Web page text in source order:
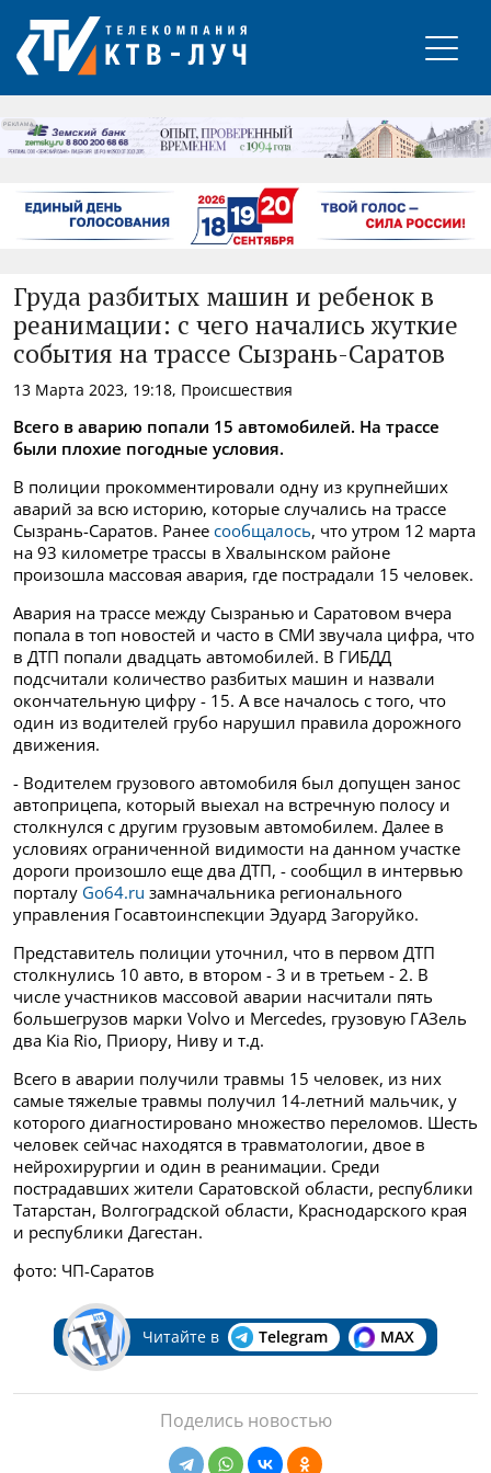
РЕКЛАМА
Груда разбитых машин и ребенок в
реанимации: с чего начались жуткие
события на трассе Сызрань-Саратов
13 Марта 2023, 19:18, Происшествия
Всего в аварию попали 15 автомобилей. На трассе
были плохие погодные условия.
В полиции прокомментировали одну из крупнейших
аварий за всю историю, которые случались на трассе
Сызрань-Саратов. Ранее сообщалось, что утром 12 марта
на 93 километре трассы в Хвалынском районе
произошла массовая авария, где пострадали 15 человек.
Авария на трассе между Сызранью и Саратовом вчера
попала в топ новостей и часто в СМИ звучала цифра, что
в ДТП попали двадцать автомобилей. В ГИБДД
подсчитали количество разбитых машин и назвали
окончательную цифру - 15. А все началось с того, что
один из водителей грубо нарушил правила дорожного
движения.
- Водителем грузового автомобиля был допущен занос
автоприцепа, который выехал на встречную полосу и
столкнулся с другим грузовым автомобилем. Далее в
условиях ограниченной видимости на данном участке
дороги произошло еще два ДТП, - сообщил в интервью
порталу Go64.ru замначальника регионального
управления Госавтоинспекции Эдуард Загоруйко.
Представитель полиции уточнил, что в первом ДТП
столкнулись 10 авто, в втором - 3 и в третьем - 2. В
числе участников массовой аварии насчитали пять
большегрузов марки Volvo и Mercedes, грузовую ГАЗель
два Kia Rio, Приору, Ниву и т.д.
Всего в аварии получили травмы 15 человек, из них
самые тяжелые травмы получил 14-летний мальчик, у
которого диагностировано множество переломов. Шесть
человек сейчас находятся в травматологии, двое в
нейрохирургии и один в реанимации. Среди
пострадавших жители Саратовской области, республики
Татарстан, Волгоградской области, Краснодарского края
и республики Дагестан.
фото: ЧП-Саратов
Читайте в Telegram MAX
Поделись новостью